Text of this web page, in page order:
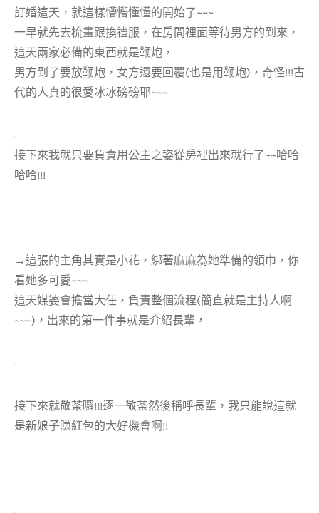
訂婚這天，就這樣懵懵懂懂的開始了~~~
一早就先去梳畫跟換禮服，在房間裡面等待男方的到來，
這天兩家必備的東西就是鞭炮，
男方到了要放鞭炮，女方還要回覆(也是用鞭炮)，奇怪!!!古
代的人真的很愛冰冰磅磅耶~~~
接下來我就只要負責用公主之姿從房裡出來就行了~~哈哈
哈哈!!!
→這張的主角其實是小花，綁著麻麻為她準備的領巾，你
看她多可愛~~~
這天媒婆會擔當大任，負責整個流程(簡直就是主持人啊
~~~)，出來的第一件事就是介紹長輩，
接下來就敬茶囉!!!逐一敬茶然後稱呼長輩，我只能說這就
是新娘子賺紅包的大好機會啊!!